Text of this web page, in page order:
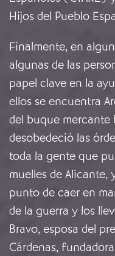
Hijos del Pueblo
Finalmente, en
algunas de las
papel clave en la
ellos se encuentra
del buque
desobedeció las
toda la gente que
muelles de Alicante,
punto de caer en
de la guerra y los
Bravo, esposa del
Cárdenas,